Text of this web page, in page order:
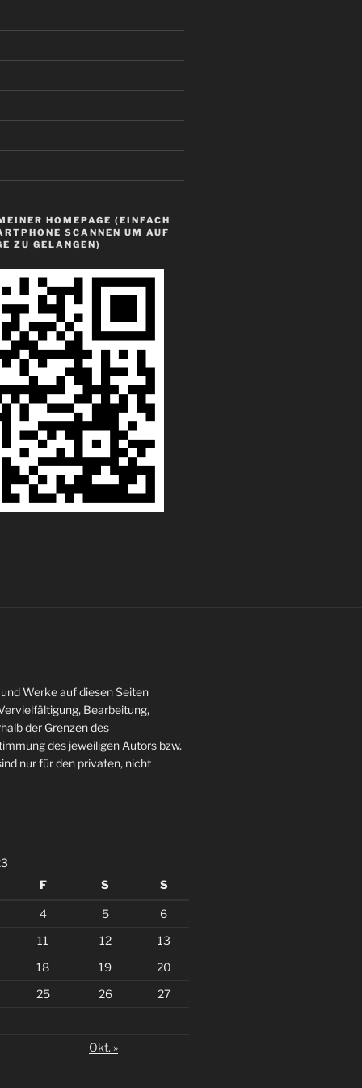
HOMEPAGE (EINFACH
SCANNEN UM AUF
ZU GELANGEN)
Werke auf diesen Seiten
Bearbeitung,
der Grenzen des
des jeweiligen Autors bzw.
nur für den privaten, nicht
F
S S
4 5
6
11
12
13
18
19
20
25
26 27
Okt. »